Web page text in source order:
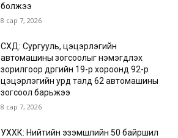
болжээ
8 сар 7, 2026
СХД: Сургууль, цэцэрлэгийн
автомашины зогсоолыг нэмэгдүүлэх
зорилгоор дүүргийн 19-р хороонд 92-р
цэцэрлэгийн урд талд 62 автомашины
зогсоол барьжээ
8 сар 7, 2026
УХХК: Нийтийн эзэмшлийн 50 байршил